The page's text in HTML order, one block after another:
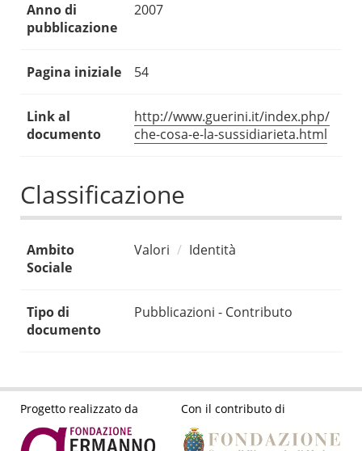
Anno di
pubblicazione
2007
Pagina iniziale 54
Link al
documento
http://www.guerini.it/index.php/
che-cosa-e-la-sussidiarieta.html
Classificazione
Ambito
Sociale
Valori Identità
Tipo di
documento
Pubblicazioni - Contributo
Progetto realizzato da Con il contributo di